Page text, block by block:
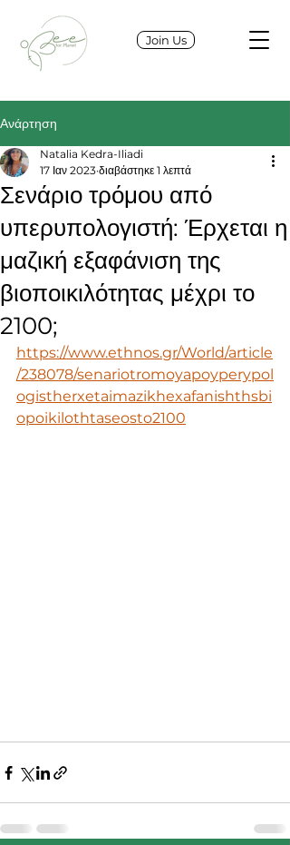
Join Us
Ανάρτηση
Σενάριο τρόμου από
υπερυπολογιστή: Έρχεται η
μαζική εξαφάνιση της
βιοποικιλότητας μέχρι το
2100;
Natalia Kedra-Iliadi
17 Ιαν 2023 διαβάστηκε 1 λεπτά
https://www.ethnos.gr/World/article
/238078/senariotromoyapoyperypol
ogistherxetaimazikhexafanishthsbi
opoikilothtaseosto2100